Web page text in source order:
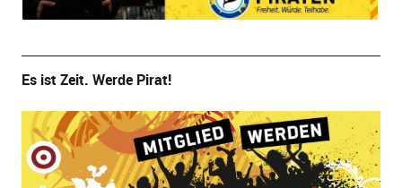
Es ist Zeit. Werde Pirat!